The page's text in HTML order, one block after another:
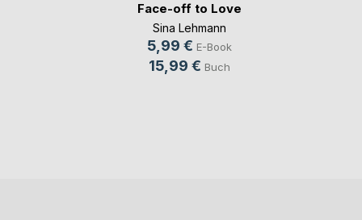
Face-off to Love
Sina Lehmann
5,99 € E-Book
15,99 € Buch